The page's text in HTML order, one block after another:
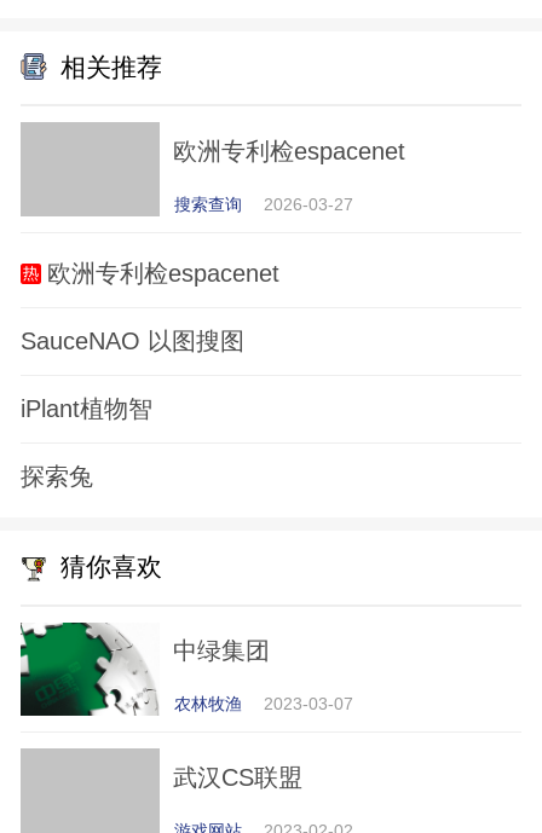
相关推荐
欧洲专利检espacenet
搜索查询 2026-03-27
欧洲专利检espacenet
SauceNAO 以图搜图
iPlant植物智
探索兔
猜你喜欢
中绿集团
农林牧渔 2023-03-07
武汉CS联盟